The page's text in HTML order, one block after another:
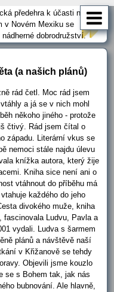
předehra k účasti na
v Novém Mexiku se
dobrodružství.
bleděmodrými kolečky ...
(a našich plánů)
rád četl. Moc rád jsem
a já se v nich mohl
někoho jiného - protože
čtivý. Rád jsem čítal o
západu. Literární vkus se
nemoci stále najdu úlevu
knížka autora, který žije
Kniha sice není ani o
vtáhnout do příběhu má
každého do jeho
divokého muže, kniha
fascinovala Ludvu, Pavla a
vydali. Ludva s šarmem
plánů a návštěvě naší
v Křižanově se tehdy
Objevili jsme kouzlo
se s Bohem tak, jak nás
bubnování. Ale hlavně,